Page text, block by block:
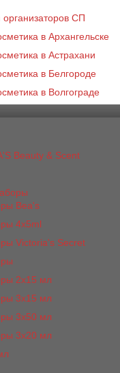
СП
в Архангельске
в Астрахани
в Белгороде
в Волгограде
Beauty & Scent
Bea's
4х5ml
Victoria's Secret
2x15 мл
3х15 мл
3x50 мл
3x20 мл